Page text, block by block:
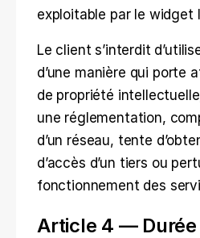
exploitable par le widget
Le client s’interdit
d’une manière qui porte
de propriété
une réglementation,
d’un réseau, tente
d’accès d’un tiers ou
fonctionnement des
Article 4 — Durée